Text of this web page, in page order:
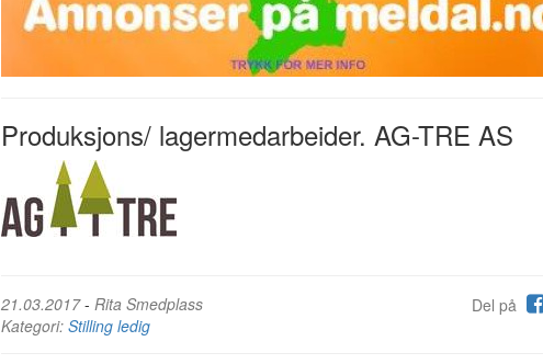
Produksjons/ lagermedarbeider. AG-TRE AS
Del på
21.03.2017- Rita Smedplass
Kategori: Stilling ledig